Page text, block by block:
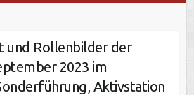
und Rollenbilder der
2023 im
Aktivstation